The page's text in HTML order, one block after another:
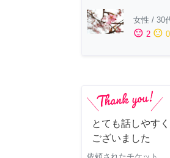
女性 / 30
sentiment_satisfied 2 sentiment_neutral 0
とても話しやす
ございました